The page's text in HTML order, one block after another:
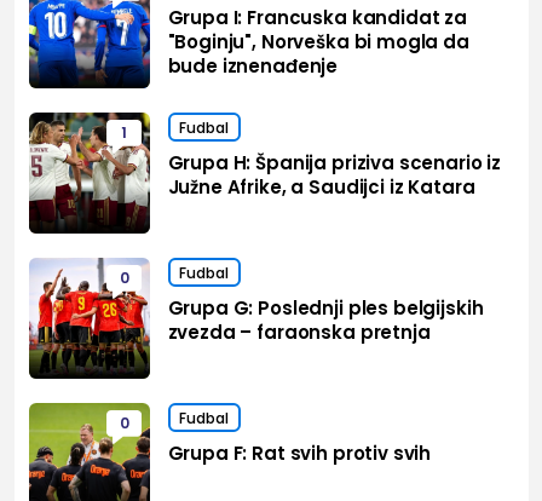
Grupa I: Francuska kandidat za
"Boginju", Norveška bi mogla da
bude iznenađenje
1 Fudbal
Grupa H: Španija priziva scenario iz
Južne Afrike, a Saudijci iz Katara
0 Fudbal
Grupa G: Poslednji ples belgijskih
zvezda – faraonska pretnja
0 Fudbal
Grupa F: Rat svih protiv svih